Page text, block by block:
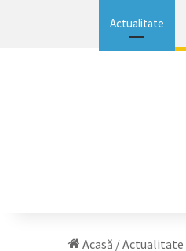
Actualitate
Acasă /Actualitate